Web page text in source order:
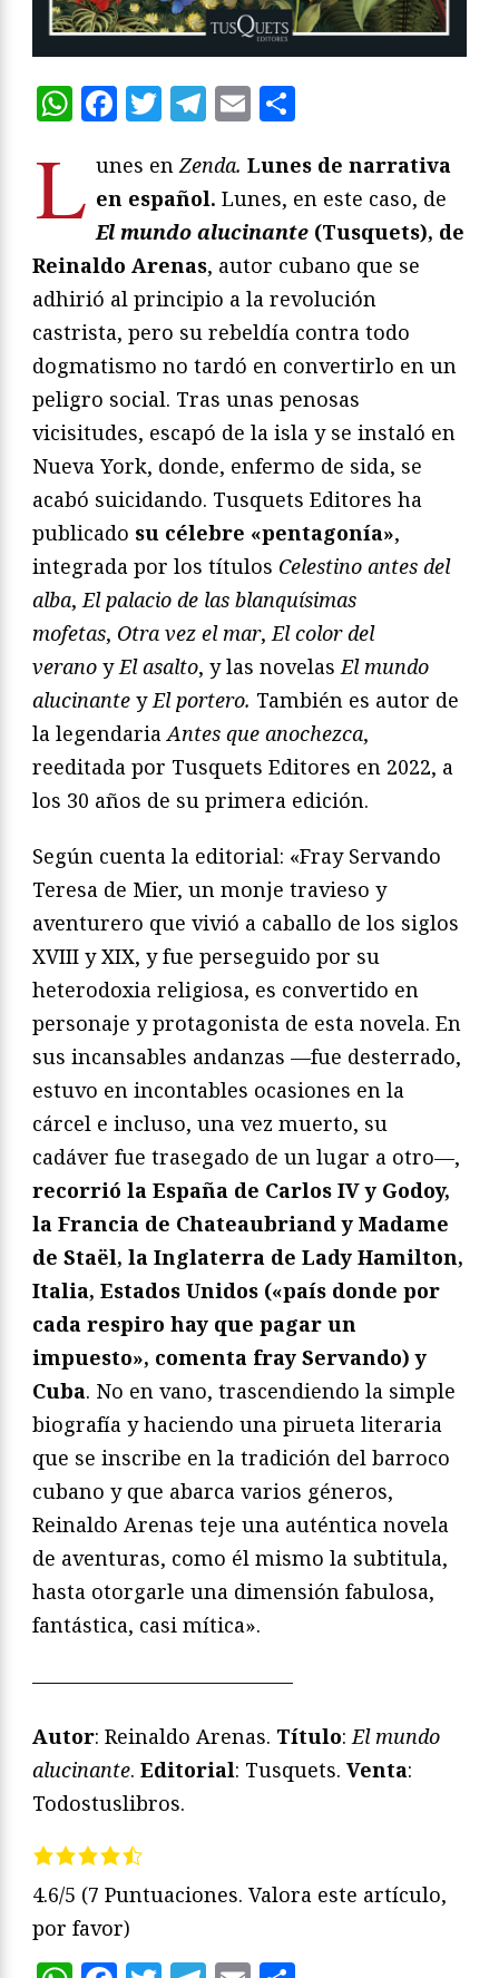
WhatsApp
Facebook
Twitter
Telegram
Email
L unes enZenda. Lunes de narrativa
en español. Lunes, en este caso, de
El mundo alucinante (Tusquets), de
Reinaldo Arenas, autor cubano que se
adhirió al principio a la revolución
castrista, pero su rebeldía contra todo
dogmatismo no tardó en convertirlo en un
peligro social. Tras unas penosas
vicisitudes, escapó de la isla y se instaló en
Nueva York, donde, enfermo de sida, se
acabó suicidando. Tusquets Editores ha
publicado su célebre «pentagonía»,
integrada por los títulos Celestino antes del
alba,El palacio de las blanquísimas
mofetas, Otra vez el mar,El color del
verano yEl asalto, y las novelasEl mundo
alucinante yEl portero. También es autor de
la legendariaAntes que anochezca,
reeditada por Tusquets Editores en 2022, a
los 30 años de su primera edición.
Según cuenta la editorial: «Fray Servando
Teresa de Mier, un monje travieso y
aventurero que vivió a caballo de los siglos
XVIII y XIX, y fue perseguido por su
heterodoxia religiosa, es convertido en
personaje y protagonista de esta novela. En
sus incansables andanzas —fue desterrado,
estuvo en incontables ocasiones en la
cárcel e incluso, una vez muerto, su
cadáver fue trasegado de un lugar a otro—,
recorrió la España de Carlos IV y Godoy,
la Francia de Chateaubriand y Madame
de Staël, la Inglaterra de Lady Hamilton,
Italia, Estados Unidos («país donde por
cada respiro hay que pagar un
impuesto», comenta fray Servando) y
Cuba. No en vano, trascendiendo la simple
biografía y haciendo una pirueta literaria
que se inscribe en la tradición del barroco
cubano y que abarca varios géneros,
Reinaldo Arenas teje una auténtica novela
de aventuras, como él mismo la subtitula,
hasta otorgarle una dimensión fabulosa,
fantástica, casi mítica».
—————————————
Autor: Reinaldo Arenas. Título:El mundo
alucinante. Editorial: Tusquets. Venta:
Todostuslibros.
4.6/5 (7 Puntuaciones. Valora este artículo,
por favor)